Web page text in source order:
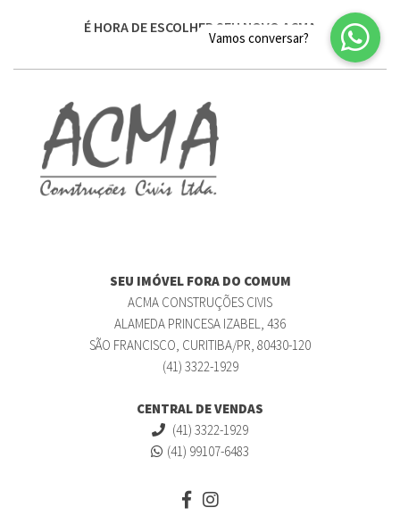
É HORA DE ESCOLHER SEU NOVO ACMA
SEU IMÓVEL FORA DO COMUM
ACMA CONSTRUÇÕES CIVIS
ALAMEDA PRINCESA IZABEL, 436
SÃO FRANCISCO, CURITIBA/PR, 80430-120
(41) 3322-1929
CENTRAL DE VENDAS
(41) 3322-1929
(41) 99107-6483